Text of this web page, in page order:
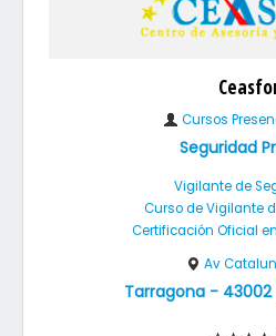
Cursos
Seguridad
Vigilante de
Curso de Vigilante
Certificación Oficial
Av
Tarragona - 43002